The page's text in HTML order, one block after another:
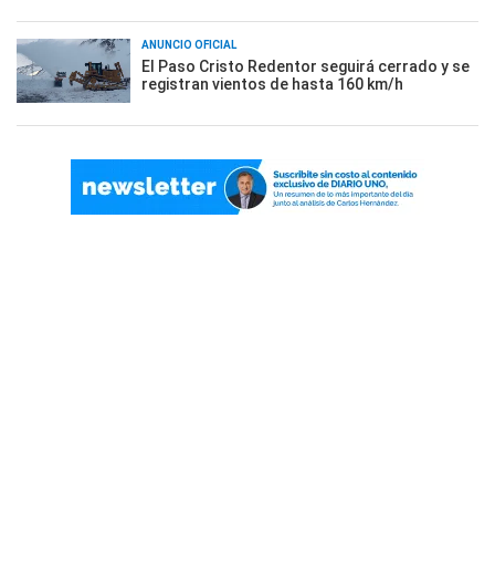
ANUNCIO OFICIAL
El Paso Cristo Redentor seguirá cerrado y se
registran vientos de hasta 160 km/h